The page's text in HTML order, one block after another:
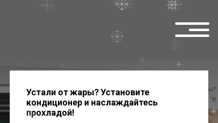
Устали от жары? Установите
кондиционер и наслаждайтесь
прохладой!